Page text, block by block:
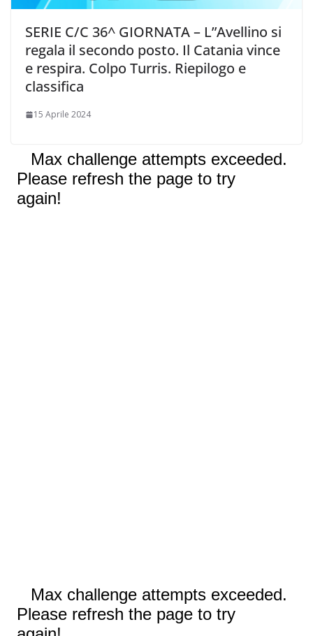
SERIE C/C 36^ GIORNATA – L”Avellino si
regala il secondo posto. Il Catania vince
e respira. Colpo Turris. Riepilogo e
classifica
15 Aprile 2024